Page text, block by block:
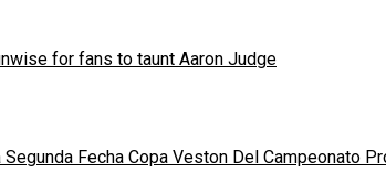
for fans to taunt Aaron Judge
Segunda Fecha Copa Veston Del Campeonato